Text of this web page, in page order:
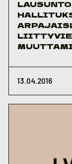
13.04.2016